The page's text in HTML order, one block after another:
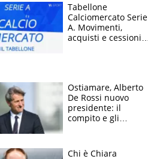
Tabellone
Calciomercato Serie
A. Movimenti,
acquisti e cessioni:
Ostiamare, Alberto
De Rossi nuovo
presidente: il
compito e gli
Chi è Chiara